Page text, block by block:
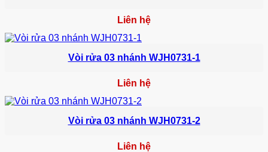
Liên hệ
Vòi rửa 03 nhánh WJH0731-1
Liên hệ
Vòi rửa 03 nhánh WJH0731-2
Liên hệ